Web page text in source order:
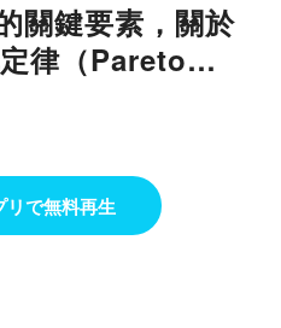
關鍵要素，關於
律（Pareto
で無料再生